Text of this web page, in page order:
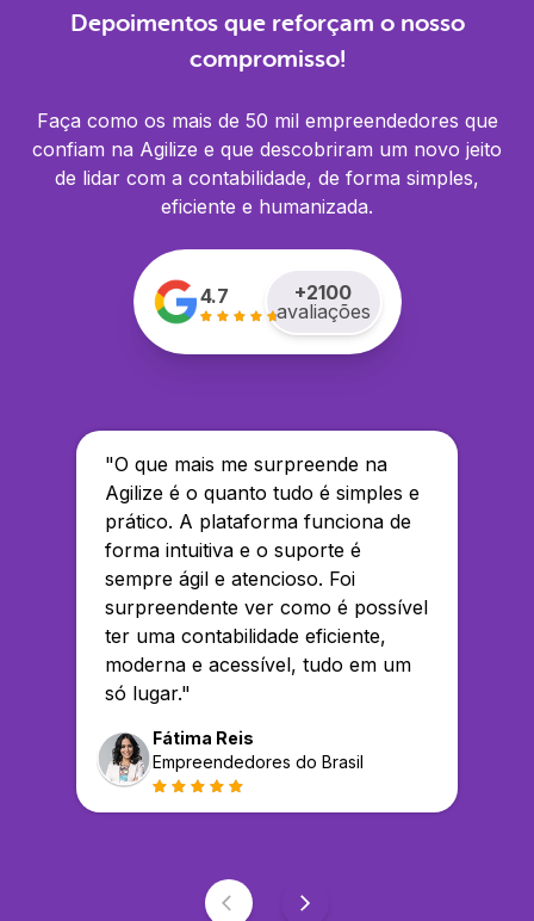
Depoimentos que reforçam o nosso
compromisso!
Faça como os mais de 50 mil empreendedores que
confiam na Agilize e que descobriram um novo jeito
de lidar com a contabilidade, de forma simples,
eficiente e humanizada.
4.7 +2100
avaliações
"O que mais me surpreende na
Agilize é o quanto tudo é simples e
prático. A plataforma funciona de
forma intuitiva e o suporte é
sempre ágil e atencioso. Foi
surpreendente ver como é possível
ter uma contabilidade eficiente,
moderna e acessível, tudo em um
só lugar."
Fátima Reis
Empreendedores do Brasil